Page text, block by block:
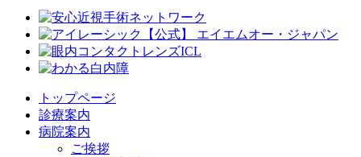
トップページ
診療案内
病院案内
ご挨拶